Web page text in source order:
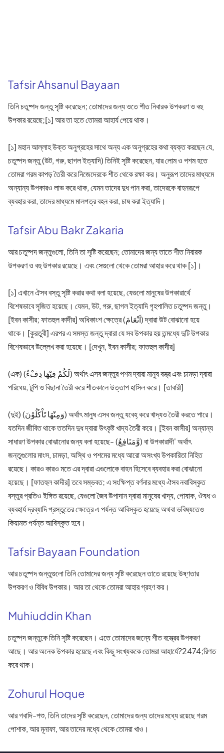
Tafsir Ahsanul Bayaan
তিনি চতুষ্পদ জন্তু সৃষ্টি করেছেন; তোমাদের জন্য ওতে শীত নিবারক উপকরণ ও বহু
উপকার রয়েছে;[১] আর তা হতে তোমরা আহার্য পেয়ে থাক।
[১] মহান আল্লাহ উক্ত অনুগ্রহের সাথে অন্য এক অনুগ্রহের কথা ব্যক্ত করছেন যে,
চতুষ্পদ জন্তু (উট, গরু, ছাগল ইত্যাদি) তিনিই সৃষ্টি করেছেন, যার লোম ও পশম হতে
তোমরা গরম কাপড় তৈরী করে নিজেদেরকে শীত থেকে রক্ষা কর। অনুরূপ তাদের মাধ্যমে
অন্যান্য উপকারও লাভ করে থাক, যেমন তাদের দুধ পান করা, তাদেরকে বাহনরূপে
ব্যবহার করা, তাদের মাধ্যমে মালপত্র বহন করা, চাষ করা ইত্যাদি।
Tafsir Abu Bakr Zakaria
আর চতুষ্পদ জন্তুগুলো, তিনি তা সৃষ্টি করেছেন; তোমাদের জন্য তাতে শীত নিবারক
উপকরণ ও বহু উপকার রয়েছে। এবং সেগুলো থেকে তোমরা আহার করে থাক [১]।
[১] এখানে ঐসব বস্তু সৃষ্টি করার কথা বলা হয়েছে, যেগুলো মানুষের উপকারার্থে
বিশেষভাবে সৃজিত হয়েছে। যেমন, উট, গরু, ছাগল ইত্যাদি গৃহপালিত চতুষ্পদ জন্তু।
[ইবন কাসীর; ফাতহুল কাদীর] অধিকাংশ ক্ষেত্রে (اَنْعَامَ) দ্বারা উট বোঝানো হয়ে
থাকে। [কুরতুবী] এরপর এ সমস্ত জন্তু দ্বারা যে সব উপকার হয় তন্মধ্যে দুটি উপকার
বিশেষভাবে উল্লেখ করা হয়েছে। [দেখুন, ইবন কাসীর; ফাতহুল কাদীর]
(এক) (لَكُمْ فِيْهَا دِفْءٌ) অর্থাৎ এসব জন্তুর পশম দ্বারা মানুষ বস্ত্র এবং চামড়া দ্বারা
পরিধেয়, টুপি ও বিছানা তৈরী করে শীতকালে উত্তাপ হাসিল করে। [তাবারী]
(দুই) (وَمِنْهَا تَاْكُلُوْنَ) অর্থাৎ মানুষ এসব জন্তু যবেহ্ করে খাদ্যও তৈরী করতে পারে।
যতদিন জীবিত থাকে ততদিন দুধ দ্বারা উৎকৃষ্ট খাদ্য তৈরী করে। [ইবন কাসীর] অন্যান্য
সাধারণ উপকার বোঝানোর জন্য বলা হয়েছে- (وَّمَنَافِعُ) বা উপকারাদী' অর্থাৎ
জন্তুগুলোর মাংস, চামড়া, অস্থি ও পশমের মধ্যে আরো অসংখ্য উপকারিতা নিহিত
রয়েছে। কারও কারও মতে এর দ্বারা এগুলোকে বাহন হিসেবে ব্যবহার করা বোঝানো
হয়েছে। [ফাতহুল কাদীর] তবে সম্ভবত; এ সংক্ষিপ্ত বর্ণনার মধ্যে ঐসব নবাবিস্কৃত
বস্তুর প্রতিও ইঙ্গিত রয়েছে, যেগুলো জৈব উপাদান দ্বারা মানুষের খাদ্য, পোষাক, ঔষধ ও
ব্যবহার্য দ্রব্যাদি প্রস্তুতের ক্ষেত্রে এ পর্যন্ত আবিস্কৃত হয়েছে অথবা ভবিষ্যতেও
কিয়ামত পর্যন্ত আবিস্কৃত হবে।
Tafsir Bayaan Foundation
আর চতুষ্পদ জন্তুগুলো তিনি তোমাদের জন্য সৃষ্টি করেছেন তাতে রয়েছে উষ্ণতার
উপকরণ ও বিবিধ উপকার। আর তা থেকে তোমরা আহার গ্রহণ কর।
Muhiuddin Khan
চতুষ্পদ জন্তুকে তিনি সৃষ্টি করেছেন। এতে তোমাদের জন্যে শীত বস্ত্রের উপকরণ
আছে। আর অনেক উপকার হয়েছে এবং কিছু সংখ্যককে তোমরা আহার্যে?2474;রিণত
করে থাক।
Zohurul Hoque
আর গবাদি-পশু, তিনি তাদের সৃষ্টি করেছেন, তোমাদের জন্য তাদের মধ্যে রয়েছে গরম
পোশাক, আর মূনাফা, আর তাদের মধ্যে থেকে তোমরা খাও।